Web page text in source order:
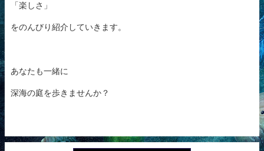
「楽しさ」
をのんびり紹介していきます。
あなたも一緒に
深海の庭を歩きませんか？